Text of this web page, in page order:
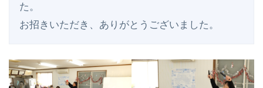
た。
お招きいただき、ありがとうございました。